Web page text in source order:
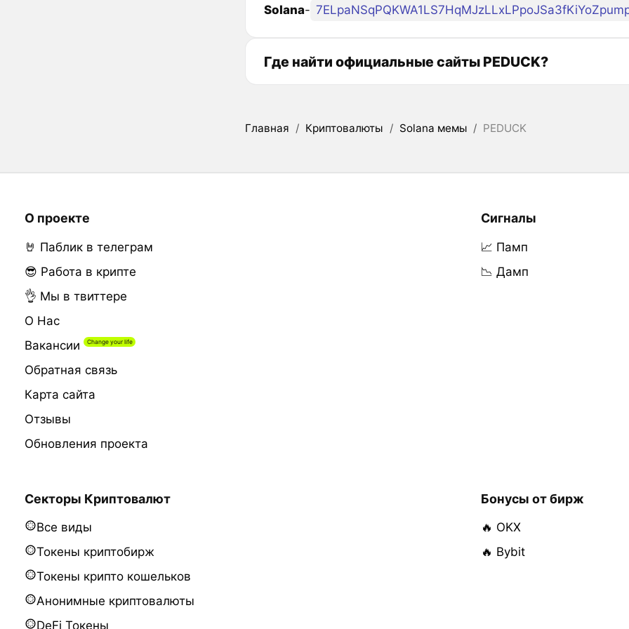
Solana-
Где найти официальные сайты PEDUCK?
Главная / Криптовалюты / Solana мемы / PEDUCK
О проекте
🤘 Паблик в телеграм
😎 Работа в крипте
👌 Мы в твиттере
О Нас
Вакансии
Обратная связь
Карта сайта
Отзывы
Обновления проекта
Сигналы
📈 Памп
📉 Дамп
Секторы Криптовалют
Все виды
Токены криптобирж
Токены крипто кошельков
Анонимные криптовалюты
DeFi Токены
Бонусы от бирж
🔥 OKX
🔥 Bybit